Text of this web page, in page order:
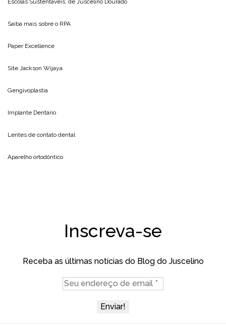
Saiba mais sobre o RPA
Paper Excellence
Site Jackson Wijaya
Gengivoplastia
Implante Dentário
Lentes de contato dental
Aparelho ortodôntico
Inscreva-se
Receba as últimas notícias do Blog do Juscelino